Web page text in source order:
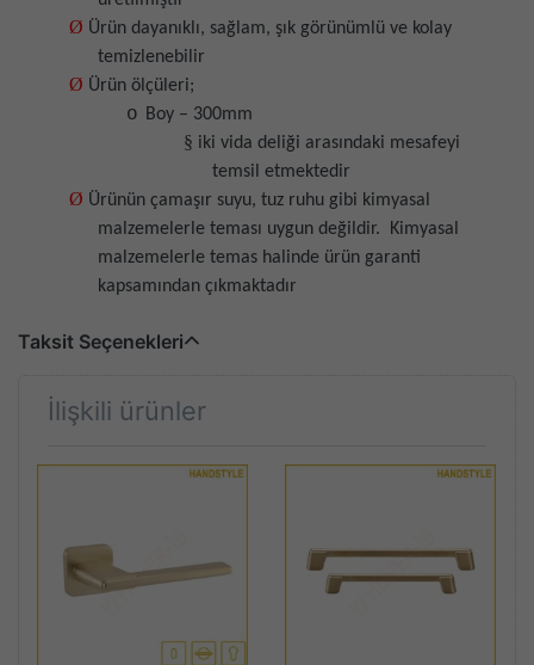
Ø Ürün dayanıklı, sağlam, şık görünümlü ve kolay
temizlenebilir
Ø Ürün ölçüleri;
o Boy – 300mm
§ iki vida deliği arasındaki mesafeyi
temsil etmektedir
Ø Ürünün çamaşır suyu, tuz ruhu gibi kimyasal
malzemelerle teması uygun değildir.
Kimyasal
malzemelerle temas halinde ürün garanti
kapsamından çıkmaktadır
Taksit Seçenekleri
İlişkili ürünler